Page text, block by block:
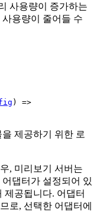
사용량이 증가하는
용량이 줄어들 수
) =>
제공하기 위한 로
, 미리보기 서버는
댑터가 설정되어 있
제공됩니다. 어댑터
로, 선택한 어댑터에